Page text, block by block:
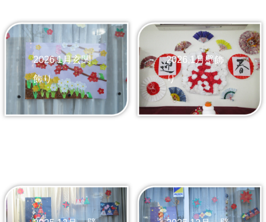
2026,1月玄関
飾り
2026,1月壁飾
り